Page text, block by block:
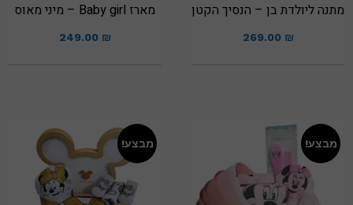
מתנה ליולדת בן – הנסיך הקטן
269.00 ₪
מארז Baby girl – מיני מאוס
249.00 ₪
מבצע! מבצע!